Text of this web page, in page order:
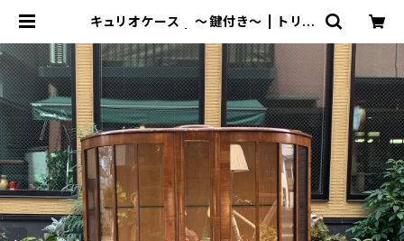
キュリオケース 〜鍵付き〜 | トリノ
イクルショップ・古着